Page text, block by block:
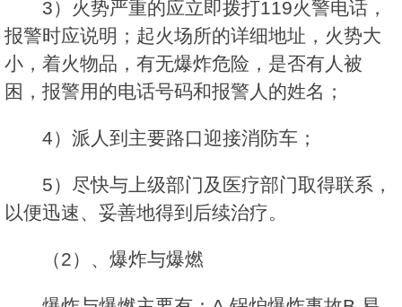
3）火势严重的应立即拨打119火警电话，
报警时应说明；起火场所的详细地址，火势大
小，着火物品，有无爆炸危险，是否有人被
困，报警用的电话号码和报警人的姓名；
4）派人到主要路口迎接消防车；
5）尽快与上级部门及医疗部门取得联系，
以便迅速、妥善地得到后续治疗。
（2）、爆炸与爆燃